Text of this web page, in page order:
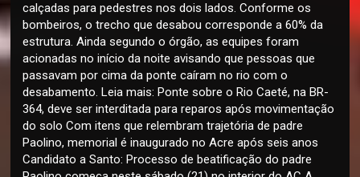
calçadas para pedestres nos dois lados. Conforme os
bombeiros, o trecho que desabou corresponde a 60% da
estrutura. Ainda segundo o órgão, as equipes foram
acionadas no início da noite avisando que pessoas que
passavam por cima da ponte caíram no rio com o
desabamento. Leia mais: Ponte sobre o Rio Caeté, na BR-
364, deve ser interditada para reparos após movimentação
do solo Com itens que relembram trajetória de padre
Paolino, memorial é inaugurado no Acre após seis anos
Candidato a Santo: Processo de beatificação do padre